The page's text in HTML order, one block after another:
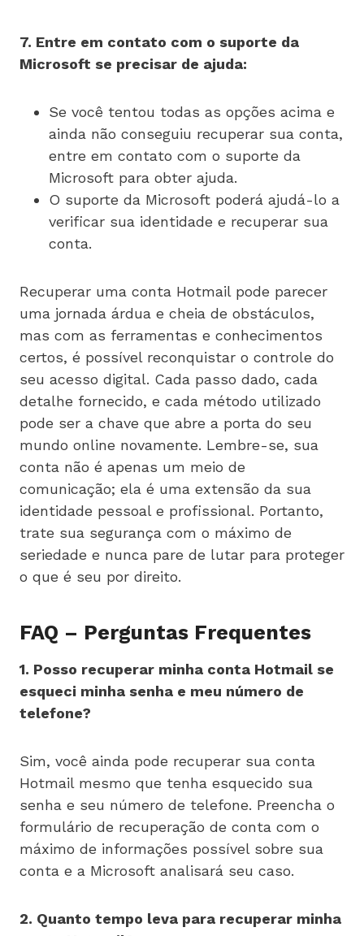
7. Entre em contato com o suporte da
Microsoft se precisar de ajuda:
Se você tentou todas as opções acima e
ainda não conseguiu recuperar sua conta,
entre em contato com o suporte da
Microsoft para obter ajuda.
O suporte da Microsoft poderá ajudá-lo a
verificar sua identidade e recuperar sua
conta.
Recuperar uma conta Hotmail pode parecer
uma jornada árdua e cheia de obstáculos,
mas com as ferramentas e conhecimentos
certos, é possível reconquistar o controle do
seu acesso digital. Cada passo dado, cada
detalhe fornecido, e cada método utilizado
pode ser a chave que abre a porta do seu
mundo online novamente. Lembre-se, sua
conta não é apenas um meio de
comunicação; ela é uma extensão da sua
identidade pessoal e profissional. Portanto,
trate sua segurança com o máximo de
seriedade e nunca pare de lutar para proteger
o que é seu por direito.
FAQ – Perguntas Frequentes
1. Posso recuperar minha conta Hotmail se
esqueci minha senha e meu número de
telefone?
Sim, você ainda pode recuperar sua conta
Hotmail mesmo que tenha esquecido sua
senha e seu número de telefone. Preencha o
formulário de recuperação de conta com o
máximo de informações possível sobre sua
conta e a Microsoft analisará seu caso.
2. Quanto tempo leva para recuperar minha